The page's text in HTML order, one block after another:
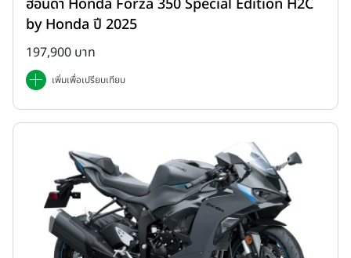
ฮอนด้า Honda Forza 350 Special Edition H2C
by Honda ปี 2025
197,900 บาท
เพิ่มเพื่อเปรียบเทียบ